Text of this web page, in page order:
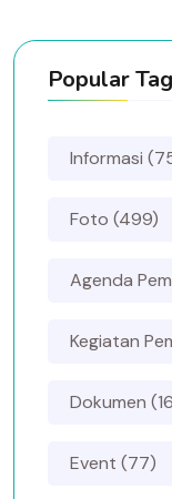
Popular
Informasi
Foto (499)
Agenda
Kegiatan
Dokumen
Event (77)